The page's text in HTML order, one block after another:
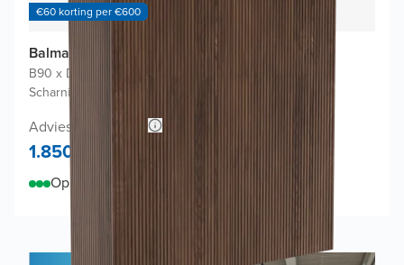
€60 korting per €600
Balmani Eclips Ribs badkamerkast
B90 x D32 x H130 cm
Scharnieren links en rechts
Adviesprijs 3.600,-
1.850,-
Op voorraad